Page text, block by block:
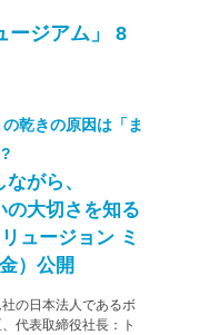
ージアム」 8
乾きの原因は「ま
がら、
の大切さを知る
ュージョン ミ
）公開
の日本法人であるボ
代表取締役社長：ト